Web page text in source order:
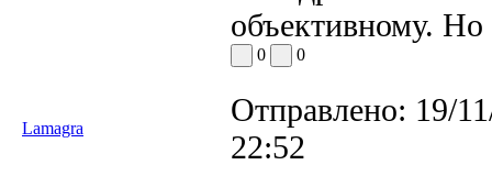
объективному.
0 0
Lamagra
Отправлено: 19/
22:52